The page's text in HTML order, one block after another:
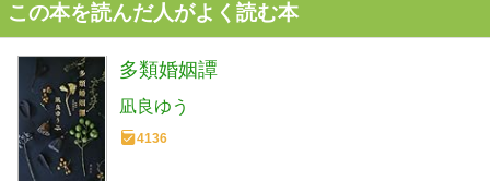
この本を読んだ人がよく読む本
多類婚姻譚
凪良ゆう
4136